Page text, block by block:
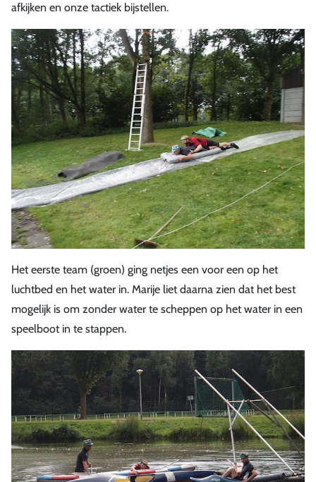
afkijken en onze tactiek bijstellen.
Het eerste team (groen) ging netjes een voor een op het
luchtbed en het water in. Marije liet daarna zien dat het best
mogelijk is om zonder water te scheppen op het water in een
speelboot in te stappen.